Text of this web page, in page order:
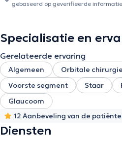
gebaseerd op geverifieerde
Specialisatie en
Gerelateerde ervaring
Algemeen Orbitale chirurgie
Voorste segment
Staar
Glaucoom
12 Aanbeveling van de
Diensten